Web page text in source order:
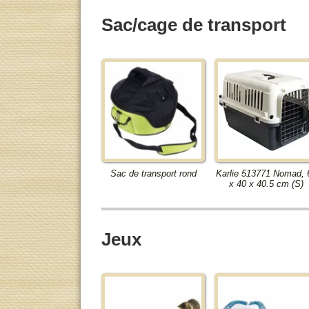
Sac/cage de transport
Sac de transport rond
Karlie 513771 Nomad,
x 40 x 40.5 cm (S)
Jeux